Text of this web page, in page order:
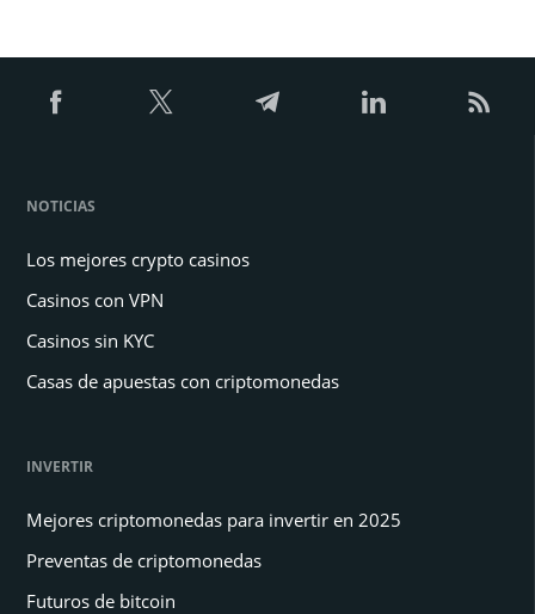
NOTICIAS
Los mejores crypto casinos
Casinos con VPN
Casinos sin KYC
Casas de apuestas con criptomonedas
INVERTIR
Mejores criptomonedas para invertir en 2025
Preventas de criptomonedas
Futuros de bitcoin